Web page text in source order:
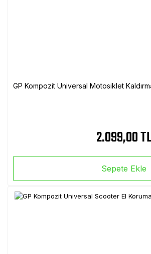
GP Kompozit Universal Motosiklet
2.099,00 TL
Sepete Ekle